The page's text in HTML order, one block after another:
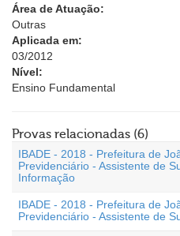
Área de Atuação:
Outras
Aplicada em:
03/2012
Nível:
Ensino Fundamental
Provas relacionadas (6)
IBADE - 2018 - Prefeitura de
Previdenciário - Assistente de
Informação
IBADE - 2018 - Prefeitura de
Previdenciário - Assistente de